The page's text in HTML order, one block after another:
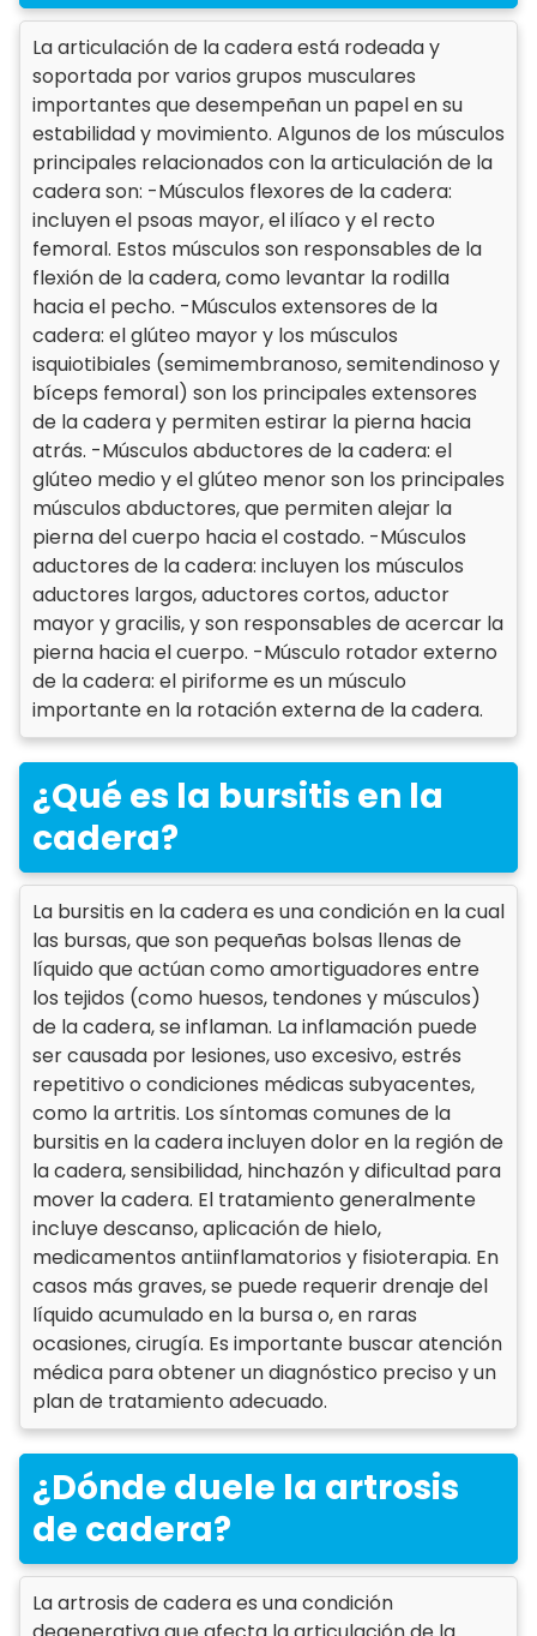
La articulación de la cadera está rodeada y
soportada por varios grupos musculares
importantes que desempeñan un papel en su
estabilidad y movimiento. Algunos de los músculos
principales relacionados con la articulación de la
cadera son: -Músculos flexores de la cadera:
incluyen el psoas mayor, el ilíaco y el recto
femoral. Estos músculos son responsables de la
flexión de la cadera, como levantar la rodilla
hacia el pecho. -Músculos extensores de la
cadera: el glúteo mayor y los músculos
isquiotibiales (semimembranoso, semitendinoso y
bíceps femoral) son los principales extensores
de la cadera y permiten estirar la pierna hacia
atrás. -Músculos abductores de la cadera: el
glúteo medio y el glúteo menor son los principales
músculos abductores, que permiten alejar la
pierna del cuerpo hacia el costado. -Músculos
aductores de la cadera: incluyen los músculos
aductores largos, aductores cortos, aductor
mayor y gracilis, y son responsables de acercar la
pierna hacia el cuerpo. -Músculo rotador externo
de la cadera: el piriforme es un músculo
importante en la rotación externa de la cadera.
¿Qué es la bursitis en la
cadera?
La bursitis en la cadera es una condición en la cual
las bursas, que son pequeñas bolsas llenas de
líquido que actúan como amortiguadores entre
los tejidos (como huesos, tendones y músculos)
de la cadera, se inflaman. La inflamación puede
ser causada por lesiones, uso excesivo, estrés
repetitivo o condiciones médicas subyacentes,
como la artritis. Los síntomas comunes de la
bursitis en la cadera incluyen dolor en la región de
la cadera, sensibilidad, hinchazón y dificultad para
mover la cadera. El tratamiento generalmente
incluye descanso, aplicación de hielo,
medicamentos antiinflamatorios y fisioterapia. En
casos más graves, se puede requerir drenaje del
líquido acumulado en la bursa o, en raras
ocasiones, cirugía. Es importante buscar atención
médica para obtener un diagnóstico preciso y un
plan de tratamiento adecuado.
¿Dónde duele la artrosis
de cadera?
La artrosis de cadera es una condición